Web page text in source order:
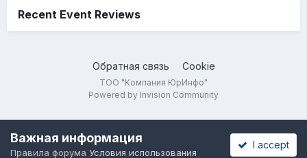
Recent Event Reviews
Обратная связь Cookie
ТОО "Компания ЮрИнфо"
Powered by Invision Community
Важная информация
Правила форума Условия использования
I accept